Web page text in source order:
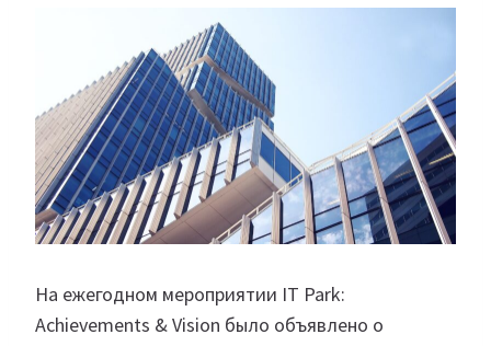
На ежегодном мероприятии IT Park:
Achievements & Vision было объявлено о